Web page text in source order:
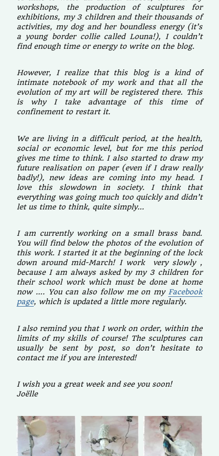
workshops, the production of sculptures for
exhibitions, my 3 children and their thousands of
activities, my dog and her boundless energy (it’s
a young border collie called Louna!), I couldn’t
find enough time or energy to write on the blog.
However, I realize that this blog is a kind of
intimate notebook of my work and that all the
evolution of my art will be registered there. This
is why I take advantage of this time of
confinement to restart it.
We are living in a difficult period, at the health,
social or economic level, but for me this period
gives me time to think. I also started to draw my
future realisation on paper (even if I draw really
badly!), new ideas are coming into my head. I
love this slowdown in society. I think that
everything was going much too quickly and didn’t
let us time to think, quite simply…
I am currently working on a small brass band.
You will find below the photos of the evolution of
this work. I started it at the beginning of the lock
down around mid-March! I work very slowly ,
because I am always asked by my 3 children for
their school work which must be done at home
now …. You can also follow me on my Facebook
page, which is updated a little more regularly.
I also remind you that I work on order, within the
limits of my skills of course! The sculptures can
usually be sent by post, so don’t hesitate to
contact me if you are interested!
I wish you a great week and see you soon!
Joëlle